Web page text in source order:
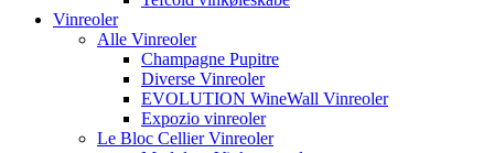
Vinreoler
Alle Vinreoler
Champagne Pupitre
Diverse Vinreoler
EVOLUTION WineWall Vinreoler
Expozio vinreoler
Le Bloc Cellier Vinreoler